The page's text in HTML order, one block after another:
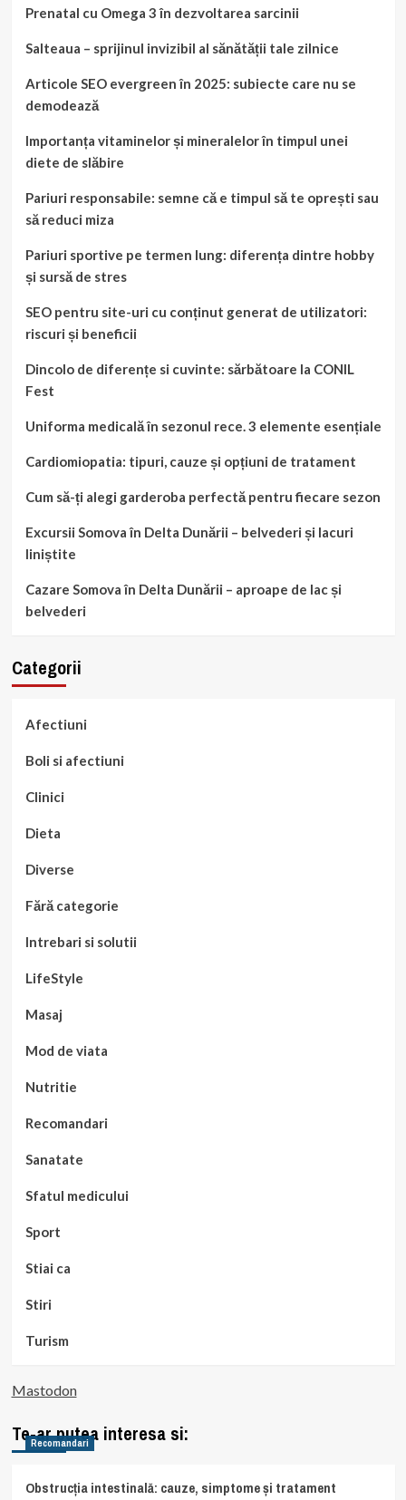
Prenatal cu Omega 3 în dezvoltarea sarcinii
Salteaua – sprijinul invizibil al sănătății tale zilnice
Articole SEO evergreen în 2025: subiecte care nu se
demodează
Importanța vitaminelor și mineralelor în timpul unei
diete de slăbire
Pariuri responsabile: semne că e timpul să te oprești sau
să reduci miza
Pariuri sportive pe termen lung: diferența dintre hobby
și sursă de stres
SEO pentru site-uri cu conținut generat de utilizatori:
riscuri și beneficii
Dincolo de diferențe si cuvinte: sărbătoare la CONIL
Fest
Uniforma medicală în sezonul rece. 3 elemente esențiale
Cardiomiopatia: tipuri, cauze și opțiuni de tratament
Cum să-ți alegi garderoba perfectă pentru fiecare sezon
Excursii Somova în Delta Dunării – belvederi și lacuri
liniștite
Cazare Somova în Delta Dunării – aproape de lac și
belvederi
Categorii
Afectiuni
Boli si afectiuni
Clinici
Dieta
Diverse
Fără categorie
Intrebari si solutii
LifeStyle
Masaj
Mod de viata
Nutritie
Recomandari
Sanatate
Sfatul medicului
Sport
Stiai ca
Stiri
Turism
Mastodon
Te-ar putea interesa si:
Recomandari
Obstrucția intestinală: cauze, simptome și tratament